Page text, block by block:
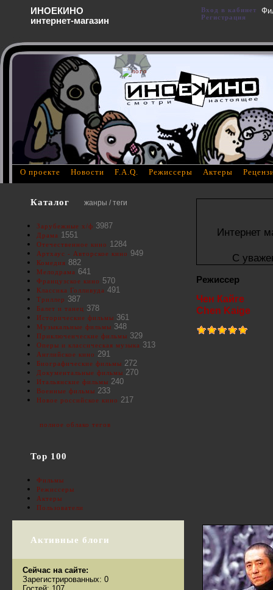
Интернет
С
Режиссер
Чен Кайге
Chen Kaige
Каталог жанры / теги
Зарубежные х/ф 3987
Драма 1551
Отечественное кино 1284
Артхаус - Авторское кино 949
Комедия 882
Мелодрама 641
Французское кино 570
Классика Голливуда 491
Триллер 387
Балет и танец 378
Исторические фильмы 361
Музыкальные фильмы 348
Приключенческие фильмы 329
Оперы и классическая музыка 313
Английское кино 291
Биографические фильмы 272
Документальные фильмы 270
Итальянские фильмы 240
Военные фильмы 233
Новое российское кино 217
полное облако тегов
Top 100
Фильмы
Режиссеры
Актеры
Пользователи
Активные блоги
Сейчас на сайте:
Зарегистрированных: 0
О проекте Новости F.A.Q. Режиссеры Актеры
ИНОЕКИНО
интернет-магазин
Вход в кабинет
Регистрация